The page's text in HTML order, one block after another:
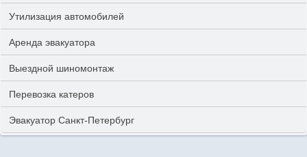
Утилизация автомобилей
Аренда эвакуатора
Выездной шиномонтаж
Перевозка катеров
Эвакуатор Санкт-Петербург